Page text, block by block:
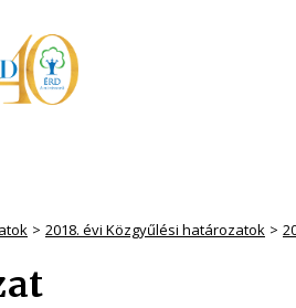
2018. évi Közgyűlési határozatok